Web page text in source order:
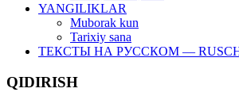
YANGILIKLAR
Muborak kun
Tarixiy sana
ТЕКСТЫ НА РУССКОМ —
QIDIRISH